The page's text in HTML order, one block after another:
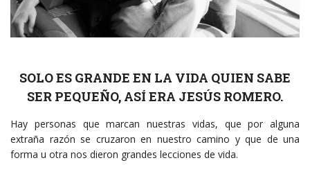
SOLO ES GRANDE EN LA VIDA QUIEN SABE
SER PEQUEÑO, ASÍ ERA JESÚS ROMERO.
Hay personas que marcan nuestras vidas, que por alguna
extraña razón se cruzaron en nuestro camino y que de una
forma u otra nos dieron grandes lecciones de vida.